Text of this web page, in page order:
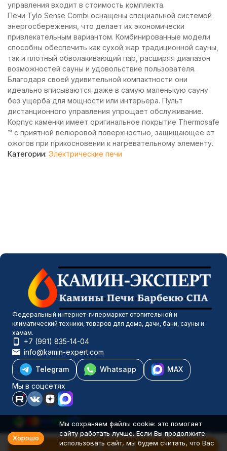
В корзину
управления входит в стоимость комплекта.
Печи Tylo Sense Сombi оснащены специальной системой
энергосбережения, что делает их экономически
привлекательным вариантом. Комбинированные модели
способны обеспечить как сухой жар традиционной сауны,
так и плотный обволакивающий пар, расширяя диапазон
возможностей сауны и удовольствие пользователя.
Благодаря своей удивительной компактности они
идеально вписываются даже в самую маленькую сауну
без ущерба для мощности или интерьера. Пульт
дистанционного управления упрощает обслуживание.
Корпус каменки имеет оригинальное покрытие Thermosafe
™ с приятной велюровой поверхностью, защищающее от
ожогов при прикосновении к нагревательному элементу.
Категории: Электрические печи
Федеральный интернет-гипермаркет отопительной и
климатический техники, товаров для дома, дачи, бани, сауны и
хамам.
+7 (991) 835-14-04
info@kamin-expert.com
Telegram
Whatsapp
MAX
Мы в соцсетях
Каталог товаров
Компания
Хорошо
Мы сохраняем файлы cookie: это помогает
сайту работать лучше. Если Вы продолжите
использовать сайт, мы будем считать, что Вас